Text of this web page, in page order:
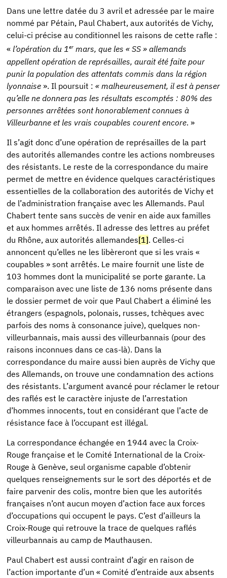
Dans une lettre datée du 3 avril et adressée par le maire
nommé par Pétain, Paul Chabert, aux autorités de Vichy,
celui-ci précise au conditionnel les raisons de cette rafle :
«l’opération du 1er mars, que les « SS » allemands
appellent opération de représailles, aurait été faite pour
punir la population des attentats commis dans la région
lyonnaise ». Il poursuit :« malheureusement, il est à penser
qu’elle ne donnera pas les résultats escomptés : 80% des
personnes arrêtées sont honorablement connues à
Villeurbanne et les vrais coupables courent encore. »
Il s’agit donc d’une opération de représailles de la part
des autorités allemandes contre les actions nombreuses
des résistants. Le reste de la correspondance du maire
permet de mettre en évidence quelques caractéristiques
essentielles de la collaboration des autorités de Vichy et
de l’administration française avec les Allemands. Paul
Chabert tente sans succès de venir en aide aux familles
et aux hommes arrêtés. Il adresse des lettres au préfet
du Rhône, aux autorités allemandes[1]. Celles-ci
annoncent qu’elles ne les libèreront que si les vrais «
coupables » sont arrêtés. Le maire fournit une liste de
103 hommes dont la municipalité se porte garante. La
comparaison avec une liste de 136 noms présente dans
le dossier permet de voir que Paul Chabert a éliminé les
étrangers (espagnols, polonais, russes, tchèques avec
parfois des noms à consonance juive), quelques non-
villeurbannais, mais aussi des villeurbannais (pour des
raisons inconnues dans ce cas-là). Dans la
correspondance du maire aussi bien auprès de Vichy que
des Allemands, on trouve une condamnation des actions
des résistants. L’argument avancé pour réclamer le retour
des raflés est le caractère injuste de l’arrestation
d’hommes innocents, tout en considérant que l’acte de
résistance face à l’occupant est illégal.
La correspondance échangée en 1944 avec la Croix-
Rouge française et le Comité International de la Croix-
Rouge à Genève, seul organisme capable d’obtenir
quelques renseignements sur le sort des déportés et de
faire parvenir des colis, montre bien que les autorités
françaises n’ont aucun moyen d’action face aux forces
d’occupations qui occupent le pays. C’est d’ailleurs la
Croix-Rouge qui retrouve la trace de quelques raflés
villeurbannais au camp de Mauthausen.
Paul Chabert est aussi contraint d’agir en raison de
l’action importante d’un « Comité d’entraide aux absents